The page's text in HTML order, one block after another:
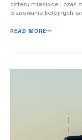
cztery miesiące i czas
planowanie kolejnych
rejestrować swoje
READ MORE